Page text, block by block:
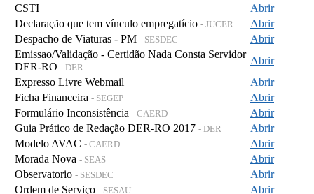
CSTI
Abrir
Declaração que tem vínculo empregatício - JUCER
Abrir
Despacho de Viaturas - PM - SESDEC
Abrir
Emissao/Validação - Certidão Nada Consta Servidor
DER-RO - DER
Abrir
Expresso Livre Webmail
Abrir
Ficha Financeira - SEGEP
Abrir
Formulário Inconsistência - CAERD
Abrir
Guia Prático de Redação DER-RO 2017 - DER
Abrir
Modelo AVAC - CAERD
Abrir
Morada Nova - SEAS
Abrir
Observatorio - SESDEC
Abrir
Ordem de Serviço - SESAU
Abrir